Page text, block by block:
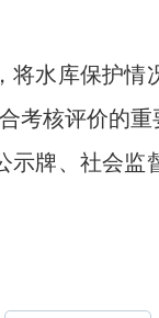
将水库保护情
考核评价的重
示牌、社会监